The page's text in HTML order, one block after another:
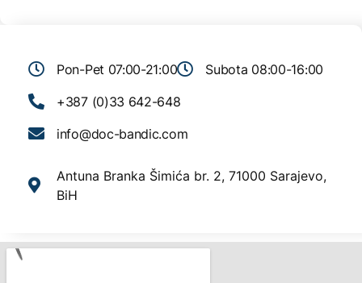
Pon-Pet 07:00-21:00
Subota 08:00-16:00
+387 (0)33 642-648
info@doc-bandic.com
Antuna Branka Šimića br. 2, 71000 Sarajevo,
BiH